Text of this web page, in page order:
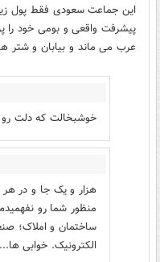
این جماعت سعودی فقط پول
پیشرفت واقعی و بومی خود را
عرب می ماند و بیابان و شتر
خوشبخالت كه دلت
هزار و یک جا و در هر
منظور شما رو
ساختمان و املاک؛
الکترونیک. خوابی ها...